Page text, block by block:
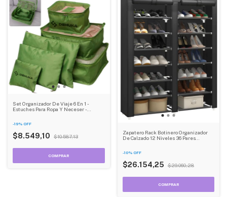
Set Organizador De Viaje 6 En 1 -
Estuches Para Ropa Y Neceser -
-19% OFF
$8.549,10 $10.587,13
Zapatero Rack Botinero Organizador
De Calzado 12 Niveles 36 Pares
-10% OFF
$26.154,25 $29.060,28